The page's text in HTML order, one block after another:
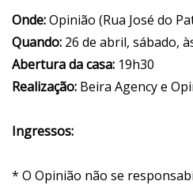
Onde:Opinião (Rua José do
Quando: 26 de abril, sábado,
Abertura da casa: 19h30
Realização: Beira Agency e
Ingressos:
* O Opinião não se